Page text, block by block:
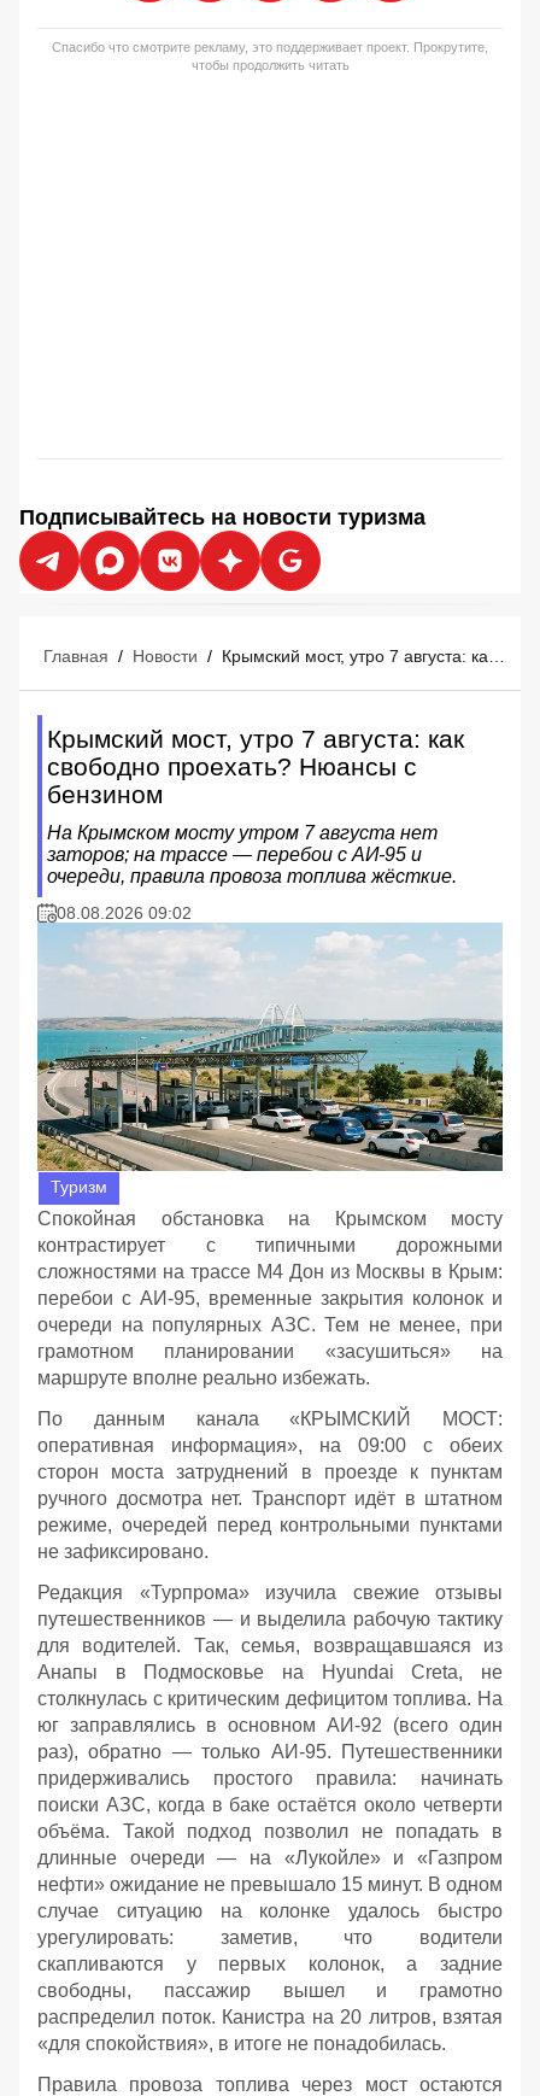
Спасибо что смотрите рекламу, это поддерживает проект. Прокрутите,
чтобы продолжить читать
Подписывайтесь на новости туризма
Главная / Новости /
Крымский мост, утро 7 августа: как
свободно проехать? Нюансы с
бензином
На Крымском мосту утром 7 августа нет
заторов; на трассе — перебои с АИ‑95 и
очереди, правила провоза топлива жёсткие.
08.08.2026 09:02
Туризм
Спокойная обстановка на Крымском мосту
контрастирует с типичными дорожными
сложностями на трассе М4 Дон из Москвы в Крым:
перебои с АИ‑95, временные закрытия колонок и
очереди на популярных АЗС. Тем не менее, при
грамотном планировании «засушиться» на
маршруте вполне реально избежать.
По данным канала «КРЫМСКИЙ МОСТ:
оперативная информация», на 09:00 с обеих
сторон моста затруднений в проезде к пунктам
ручного досмотра нет. Транспорт идёт в штатном
режиме, очередей перед контрольными пунктами
не зафиксировано.
Редакция «Турпрома» изучила свежие отзывы
путешественников — и выделила рабочую тактику
для водителей. Так, семья, возвращавшаяся из
Анапы в Подмосковье на Hyundai Creta, не
столкнулась с критическим дефицитом топлива. На
юг заправлялись в основном АИ‑92 (всего один
раз), обратно — только АИ‑95. Путешественники
придерживались простого правила: начинать
поиски АЗС, когда в баке остаётся около четверти
объёма. Такой подход позволил не попадать в
длинные очереди — на «Лукойле» и «Газпром
нефти» ожидание не превышало 15 минут. В одном
случае ситуацию на колонке удалось быстро
урегулировать: заметив, что водители
скапливаются у первых колонок, а задние
свободны, пассажир вышел и грамотно
распределил поток. Канистра на 20 литров, взятая
«для спокойствия», в итоге не понадобилась.
Правила провоза топлива через мост остаются